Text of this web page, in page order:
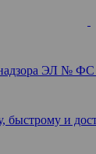
ЭЛ № ФС
и